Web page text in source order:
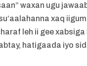
waxan ugu
xaq
leh ii gee
hatigaada iyo